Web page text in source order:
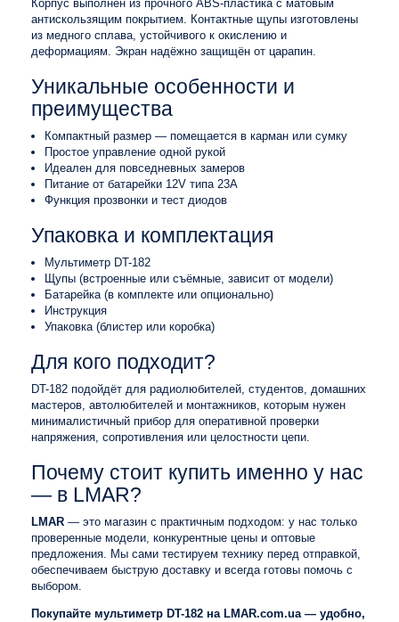
Корпус выполнен из прочного ABS-пластика с матовым
антискользящим покрытием. Контактные щупы изготовлены
из медного сплава, устойчивого к окислению и
деформациям. Экран надёжно защищён от царапин.
Уникальные особенности и
преимущества
Компактный размер — помещается в карман или сумку
Простое управление одной рукой
Идеален для повседневных замеров
Питание от батарейки 12V типа 23A
Функция прозвонки и тест диодов
Упаковка и комплектация
Мультиметр DT-182
Щупы (встроенные или съёмные, зависит от модели)
Батарейка (в комплекте или опционально)
Инструкция
Упаковка (блистер или коробка)
Для кого подходит?
DT-182 подойдёт для радиолюбителей, студентов, домашних
мастеров, автолюбителей и монтажников, которым нужен
минималистичный прибор для оперативной проверки
напряжения, сопротивления или целостности цепи.
Почему стоит купить именно у нас
— в LMAR?
LMAR — это магазин с практичным подходом: у нас только
проверенные модели, конкурентные цены и оптовые
предложения. Мы сами тестируем технику перед отправкой,
обеспечиваем быструю доставку и всегда готовы помочь с
выбором.
Покупайте мультиметр DT-182 на LMAR.com.ua — удобно,